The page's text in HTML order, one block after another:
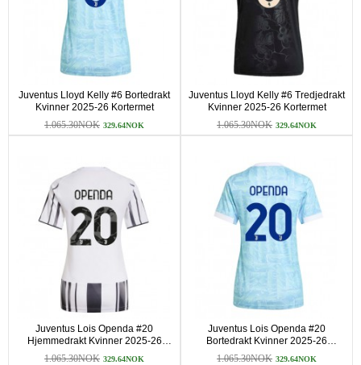
Juventus Lloyd Kelly #6 Bortedrakt
Kvinner 2025-26 Kortermet
1.065.30NOK 329.64NOK
Juventus Lloyd Kelly #6 Tredjedrakt
Kvinner 2025-26 Kortermet
1.065.30NOK 329.64NOK
Juventus Lois Openda #20
Hjemmedrakt Kvinner 2025-26
Kortermet
1.065.30NOK 329.64NOK
Juventus Lois Openda #20
Bortedrakt Kvinner 2025-26
Kortermet
1.065.30NOK 329.64NOK